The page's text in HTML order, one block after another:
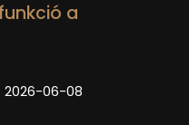
a
2026-06-08